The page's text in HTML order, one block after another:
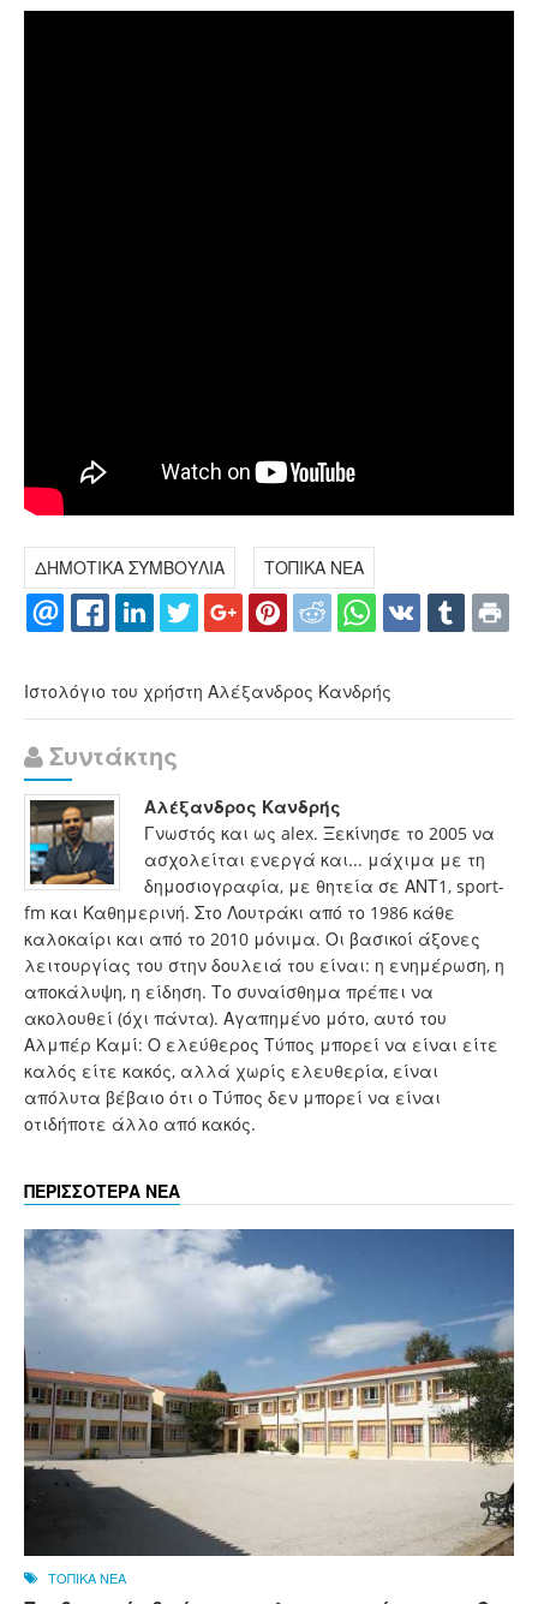
ΔΗΜΟΤΙΚΑ ΣΥΜΒΟΥΛΙΑ ΤΟΠΙΚΑ ΝΕΑ
Ιστολόγιο του χρήστη Αλέξανδρος Κανδρής
Συντάκτης
Αλέξανδρος Κανδρής
Γνωστός και ως alex. Ξεκίνησε το 2005 να
ασχολείται ενεργά και... μάχιμα με τη
δημοσιογραφία, με θητεία σε ΑΝΤ1, sport-
fm και Καθημερινή. Στο Λουτράκι από το 1986 κάθε
καλοκαίρι και από το 2010 μόνιμα. Οι βασικοί άξονες
λειτουργίας του στην δουλειά του είναι: η ενημέρωση, η
αποκάλυψη, η είδηση. Το συναίσθημα πρέπει να
ακολουθεί (όχι πάντα). Αγαπημένο μότο, αυτό του
Αλμπέρ Καμί: Ο ελεύθερος Τύπος μπορεί να είναι είτε
καλός είτε κακός, αλλά χωρίς ελευθερία, είναι
απόλυτα βέβαιο ότι ο Τύπος δεν μπορεί να είναι
οτιδήποτε άλλο από κακός.
ΠΕΡΙΣΣΟΤΕΡΑ ΝΕΑ
ΤΟΠΙΚΑ ΝΕΑ